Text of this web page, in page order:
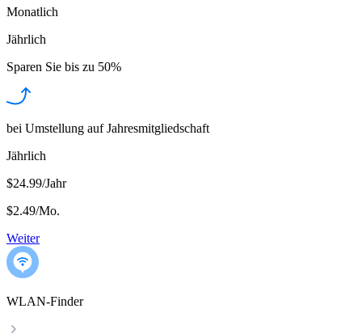
Monatlich
Jährlich
Sparen Sie bis zu 50%
bei Umstellung auf Jahresmitgliedschaft
Jährlich
$24.99/Jahr
$2.49/Mo.
Weiter
WLAN-Finder